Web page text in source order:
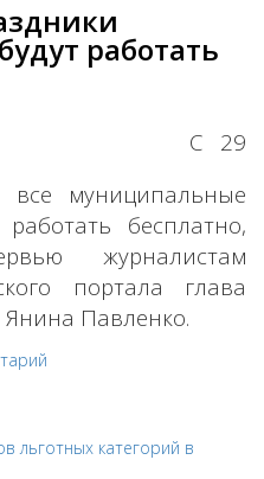
работать
С 29
муниципальные
бесплатно,
журналистам
портала глава
Павленко.
льготных категорий в